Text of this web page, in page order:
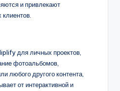
и привлекают
для личных проектов,
фотоальбомов,
любого другого контента,
от интерактивной и